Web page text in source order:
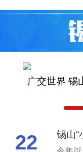
广交世界 锡
22 锡山“